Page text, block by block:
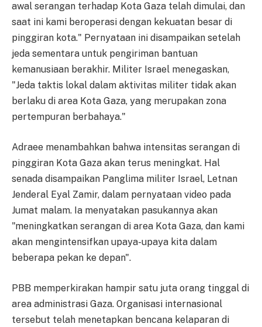
awal serangan terhadap Kota Gaza telah dimulai, dan
saat ini kami beroperasi dengan kekuatan besar di
pinggiran kota." Pernyataan ini disampaikan setelah
jeda sementara untuk pengiriman bantuan
kemanusiaan berakhir. Militer Israel menegaskan,
"Jeda taktis lokal dalam aktivitas militer tidak akan
berlaku di area Kota Gaza, yang merupakan zona
pertempuran berbahaya."
Adraee menambahkan bahwa intensitas serangan di
pinggiran Kota Gaza akan terus meningkat. Hal
senada disampaikan Panglima militer Israel, Letnan
Jenderal Eyal Zamir, dalam pernyataan video pada
Jumat malam. Ia menyatakan pasukannya akan
"meningkatkan serangan di area Kota Gaza, dan kami
akan mengintensifkan upaya-upaya kita dalam
beberapa pekan ke depan".
PBB memperkirakan hampir satu juta orang tinggal di
area administrasi Gaza. Organisasi internasional
tersebut telah menetapkan bencana kelaparan di